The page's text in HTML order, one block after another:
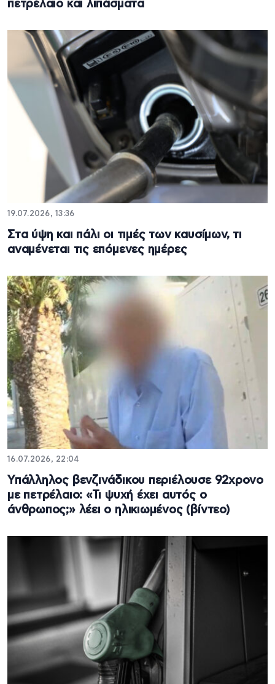
πετρέλαιο και λιπάσματα
19.07.2026, 13:36
Στα ύψη και πάλι οι τιμές των καυσίμων, τι
αναμένεται τις επόμενες ημέρες
16.07.2026, 22:04
Υπάλληλος βενζινάδικου περιέλουσε 92χρονο
με πετρέλαιο: «Τι ψυχή έχει αυτός ο
άνθρωπος;» λέει ο ηλικιωμένος (βίντεο)